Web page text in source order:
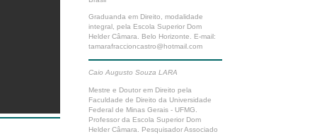
Graduanda em Direito, modalidade
integral, pela Escola Superior Dom
Helder Câmara. Belo Horizonte. E-mail:
tamarafraccioncastro@hotmail.com
Caio Augusto Souza LARA
Mestre e Doutor em Direito pela
Faculdade de Direito da Universidade
Federal de Minas Gerais - UFMG.
Professor da Escola Superior Dom
Helder Câmara. Pesquisador Associado